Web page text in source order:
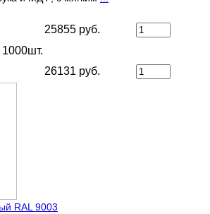
25855 руб.
1000шт.
26131 руб.
RAL 9003